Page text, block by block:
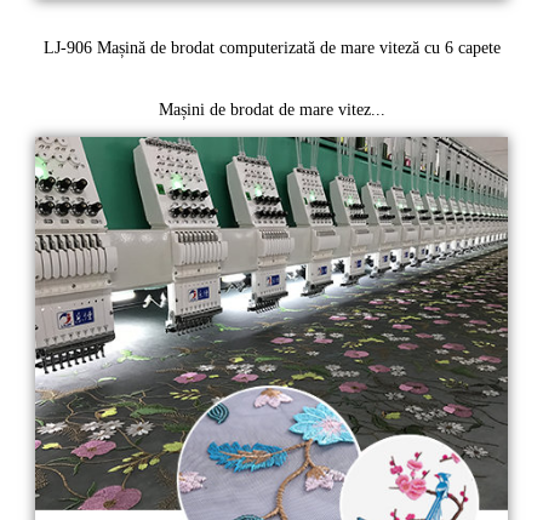
LJ-906 Mașină de brodat computerizată de mare viteză cu 6 capete
Mașini de brodat de mare vitez...